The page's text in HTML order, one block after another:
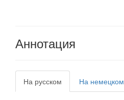
Аннотация
На русском На немецком